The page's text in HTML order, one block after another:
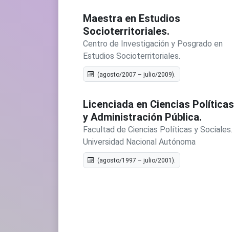
Maestra en Estudios
Socioterritoriales.
Centro de Investigación y Posgrado en
Estudios Socioterritoriales.
(agosto/2007 – julio/2009).
Licenciada en Ciencias Políticas
y Administración Pública.
Facultad de Ciencias Políticas y Sociales.
Universidad Nacional Autónoma
(agosto/1997 – julio/2001).